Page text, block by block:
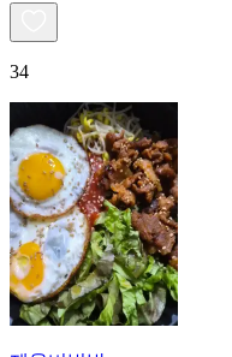
34